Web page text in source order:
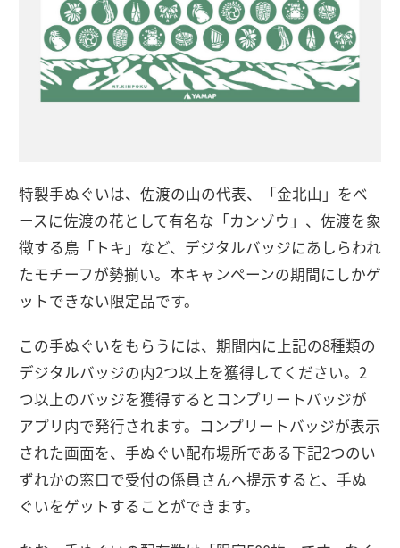
特製手ぬぐいは、佐渡の山の代表、「金北山」をベ
ースに佐渡の花として有名な「カンゾウ」、佐渡を象
徴する鳥「トキ」など、デジタルバッジにあしらわれ
たモチーフが勢揃い。本キャンペーンの期間にしかゲ
ットできない限定品です。
この手ぬぐいをもらうには、期間内に上記の8種類の
デジタルバッジの内2つ以上を獲得してください。2
つ以上のバッジを獲得するとコンプリートバッジが
アプリ内で発行されます。コンプリートバッジが表示
された画面を、手ぬぐい配布場所である下記2つのい
ずれかの窓口で受付の係員さんへ提示すると、手ぬ
ぐいをゲットすることができます。